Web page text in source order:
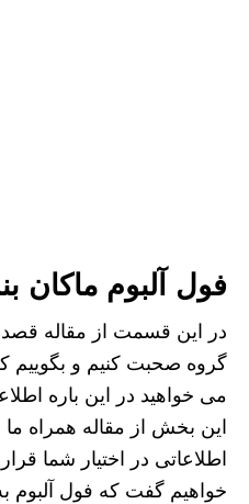
فول آلبوم ماکان
در این قسمت از مقاله قصد
گروه صحبت کنیم و بگوییم
می خواهید در این باره
این بخش از مقاله همراه ما
اطلاعاتی در اختیار شما
خواهیم گفت که فول